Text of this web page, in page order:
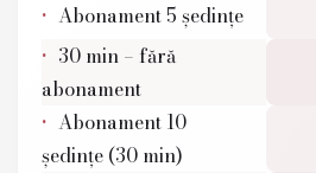
Abonament 5 ședințe
30 min – fără
abonament
Abonament 10
ședințe (30 min)